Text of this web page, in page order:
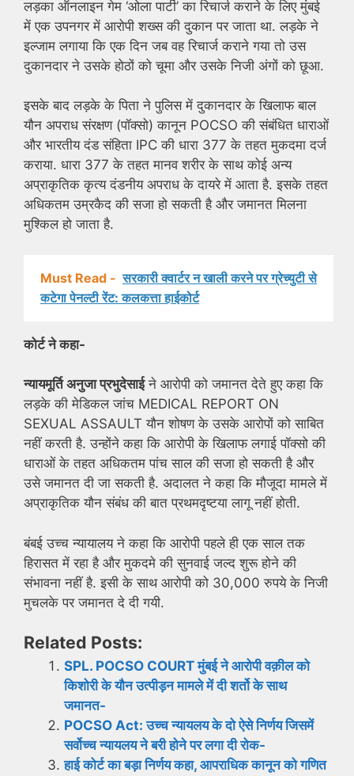
लड़का ऑनलाइन गेम ‘ओला पार्टी’ का रिचार्ज कराने के लिए मुंबई
में एक उपनगर में आरोपी शख्स की दुकान पर जाता था. लड़के ने
इल्जाम लगाया कि एक दिन जब वह रिचार्ज कराने गया तो उस
दुकानदार ने उसके होठों को चूमा और उसके निजी अंगों को छूआ.
इसके बाद लड़के के पिता ने पुलिस में दुकानदार के खिलाफ बाल
यौन अपराध संरक्षण (पॉक्सो) कानून POCSO की संबंधित धाराओं
और भारतीय दंड संहिता IPC की धारा 377 के तहत मुकदमा दर्ज
कराया. धारा 377 के तहत मानव शरीर के साथ कोई अन्य
अप्राकृतिक कृत्य दंडनीय अपराध के दायरे में आता है. इसके तहत
अधिकतम उम्रकैद की सजा हो सकती है और जमानत मिलना
मुश्किल हो जाता है.
Must Read - सरकारी क्वार्टर न खाली करने पर ग्रेच्युटी से
कटेगा पेनल्टी रेंट: कलकत्ता हाईकोर्ट
कोर्ट ने कहा-
न्यायमूर्तिअनुजा प्रभुदेसाईने आरोपी को जमानत देते हुए कहा कि
लड़के की मेडिकल जांच MEDICAL REPORT ON
SEXUAL ASSAULT यौन शोषण के उसके आरोपों को साबित
नहीं करती है. उन्होंने कहा कि आरोपी के खिलाफ लगाई पॉक्सो की
धाराओं के तहत अधिकतम पांच साल की सजा हो सकती है और
उसे जमानत दी जा सकती है. अदालत ने कहा कि मौजूदा मामले में
अप्राकृतिक यौन संबंध की बात प्रथमदृष्टया लागू नहीं होती.
बंबई उच्च न्यायालय ने कहा कि आरोपी पहले ही एक साल तक
हिरासत में रहा है और मुकदमे की सुनवाई जल्द शुरू होने की
संभावना नहीं है. इसी के साथ आरोपी को 30,000 रुपये के निजी
मुचलके पर जमानत दे दी गयी.
Related Posts:
SPL. POCSO COURT मुंबई ने आरोपी वक़ील को
किशोरी के यौन उत्पीड़न मामले में दी शर्तो के साथ
जमानत-
POCSO Act: उच्च न्यायलय के दो ऐसे निर्णय जिसमें
सर्वोच्च न्यायलय ने बरी होने पर लगा दी रोक-
हाई कोर्ट का बड़ा निर्णय कहा, आपराधिक कानून को गणित